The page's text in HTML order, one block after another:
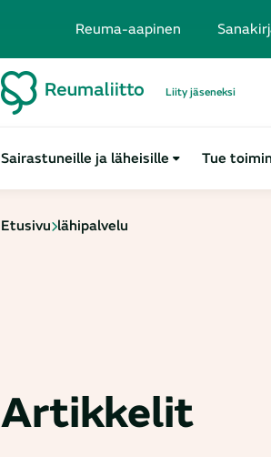
Reuma-aapinen
Liity jäseneksi
Sairastuneille ja läheisille Tue
Etusivu lähipalvelu
Artikkelit